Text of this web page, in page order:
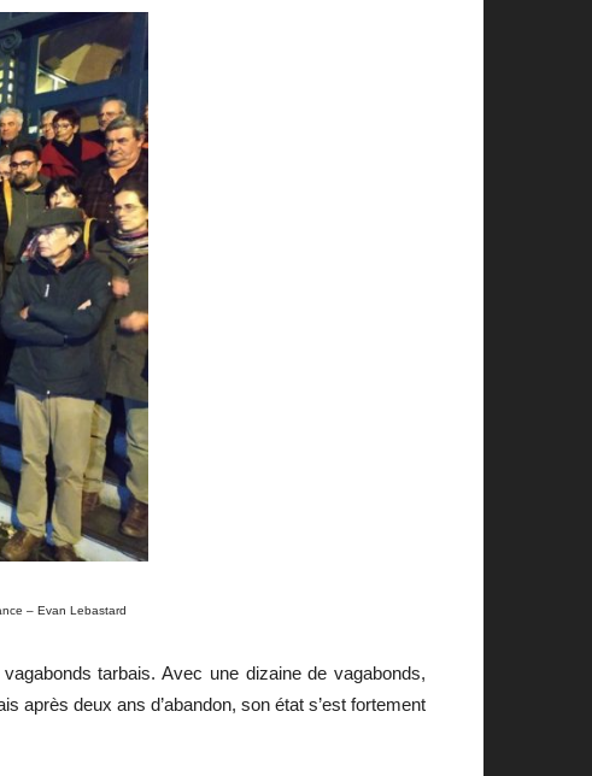
– Evan Lebastard
tarbais. Avec une dizaine de vagabonds,
après deux ans d’abandon, son état s’est fortement